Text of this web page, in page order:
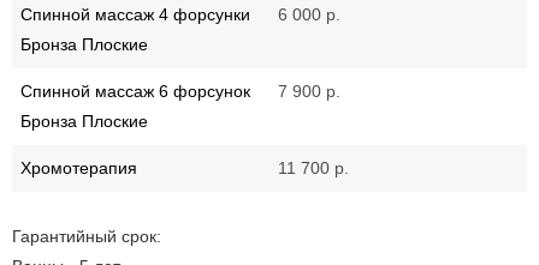
Спинной массаж 4 форсунки
Бронза Плоские
6 000 р.
Спинной массаж 6 форсунок
Бронза Плоские
7 900 р.
Хромотерапия 11 700 р.
Гарантийный срок: